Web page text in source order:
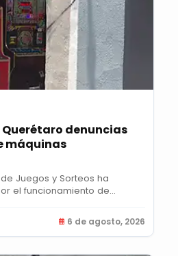
denuncias
máquinas
Juegos y Sorteos ha
el funcionamiento de
6 de agosto, 2026